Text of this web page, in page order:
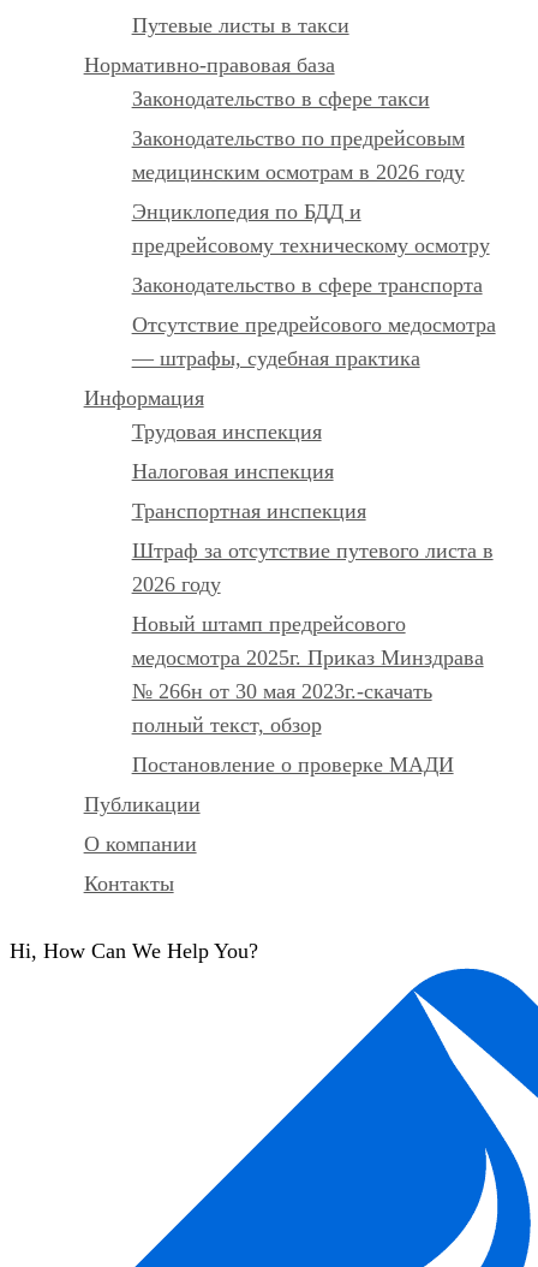
Путевые листы в такси
Нормативно-правовая база
Законодательство в сфере такси
Законодательство по предрейсовым
медицинским осмотрам в 2026 году
Энциклопедия по БДД и
предрейсовому техническому осмотру
Законодательство в сфере транспорта
Отсутствие предрейсового медосмотра
— штрафы, судебная практика
Информация
Трудовая инспекция
Налоговая инспекция
Транспортная инспекция
Штраф за отсутствие путевого листа в
2026 году
Новый штамп предрейсового
медосмотра 2025г. Приказ Минздрава
№ 266н от 30 мая 2023г.-скачать
полный текст, обзор
Постановление о проверке МАДИ
Публикации
О компании
Контакты
Hi, How Can We Help You?